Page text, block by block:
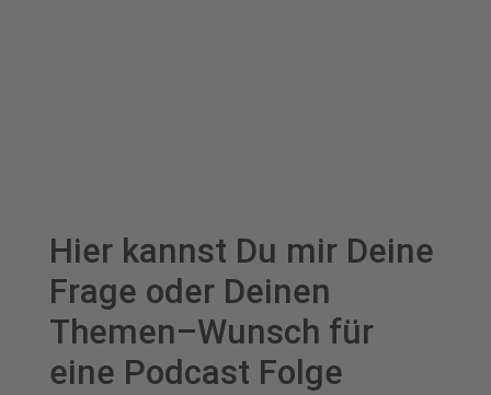
Hier kannst Du mir Deine
Frage oder Deinen
Themen–Wunsch für
eine Podcast Folge